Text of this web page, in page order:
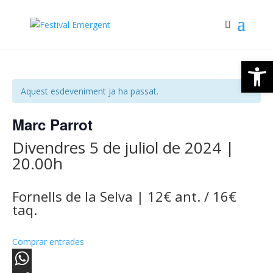
Aquest esdeveniment ja ha passat.
Marc Parrot
Divendres 5 de juliol de 2024 |
20.00h
Fornells de la Selva | 12€ ant. / 16€
taq.
Comprar entrades
Obre